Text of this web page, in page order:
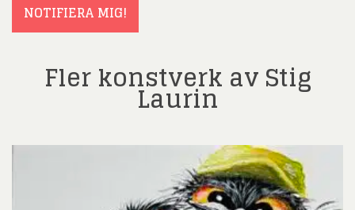
NOTIFIERA MIG!
Fler konstverk av Stig
Laurin